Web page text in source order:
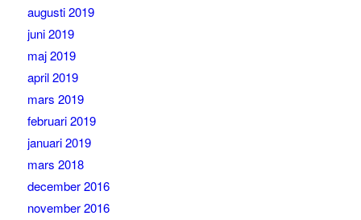
augusti 2019
juni 2019
maj 2019
april 2019
mars 2019
februari 2019
januari 2019
mars 2018
december 2016
november 2016